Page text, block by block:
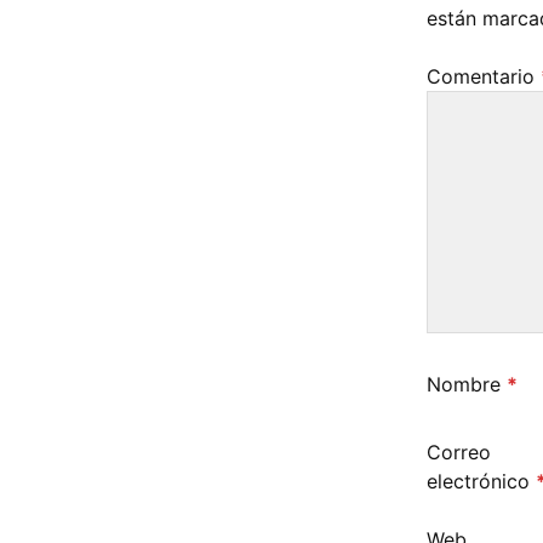
están
Comentario
Nombre *
Correo
electrónico